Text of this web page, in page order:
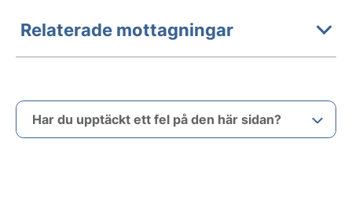
Relaterade mottagningar
Har du upptäckt ett fel på den här sidan?